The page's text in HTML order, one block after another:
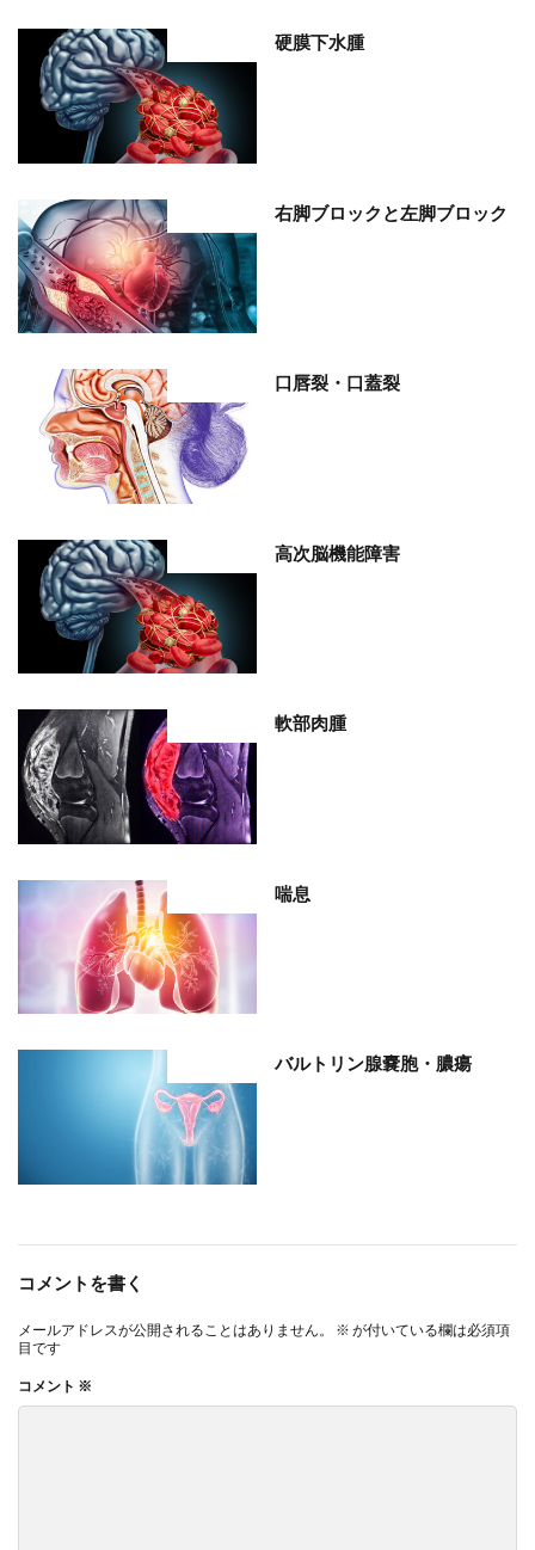
硬膜下水腫
右脚ブロックと左脚ブロック
口唇裂・口蓋裂
高次脳機能障害
軟部肉腫
喘息
バルトリン腺嚢胞・膿瘍
コメントを書く
メールアドレスが公開されることはありません。 ※ が付いている欄は必須項
目です
コメント ※